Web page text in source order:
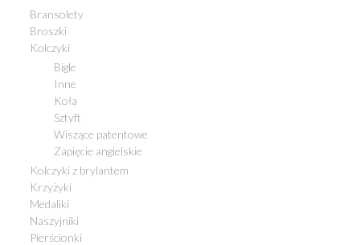
Bransolety
Broszki
Kolczyki
Bigle
Inne
Koła
Sztyft
Wiszące patentowe
Zapięcie angielskie
Kolczyki z brylantem
Krzyżyki
Medaliki
Naszyjniki
Pierścionki